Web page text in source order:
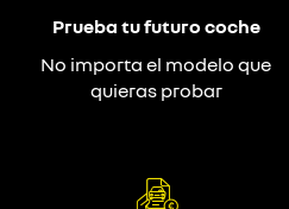
Prueba tu futuro coche
No importa el modelo que
quieras probar